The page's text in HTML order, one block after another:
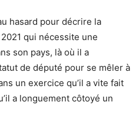
hasard pour décrire la
qui nécessite une
son pays, là où il a
de député pour se mêler à
un exercice qu’il a vite fait
a longuement côtoyé un